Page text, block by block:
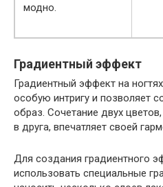
модно.
Градиентный эффект
Градиентный эффект на
особую интригу и позволяет
образ. Сочетание двух
в друга, впечатляет своей
Для создания градиентного
использовать специальные